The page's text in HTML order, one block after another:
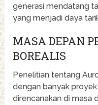
generasi mendatang
yang menjadi daya
MASA DEPAN
BOREALIS
Penelitian tentang
dengan banyak
direncanakan di masa